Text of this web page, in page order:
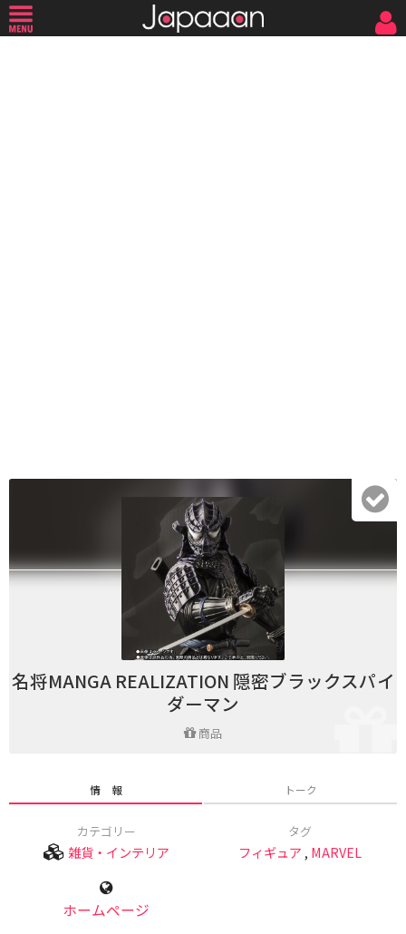
名将MANGA REALIZATION 隠密ブラックスパイ
ダーマン
商品
情 報 トーク
カテゴリー
雑貨・インテリア
タグ
フィギュア , MARVEL
ホームページ